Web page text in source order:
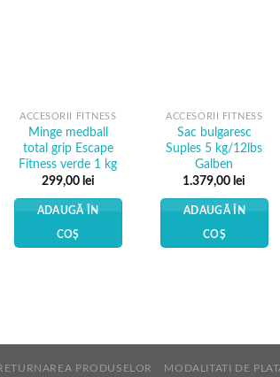
ACCESORII FITNESS
Minge medball
total grip Escape
Fitness verde 1 kg
299,00 lei
ADAUGĂ ÎN
COȘ
ACCESORII FITNESS
Sac bulgaresc
Suples 5 kg/12lbs
Galben
1.379,00 lei
ADAUGĂ ÎN
COȘ
PRODUSELOR MODALITATI DE